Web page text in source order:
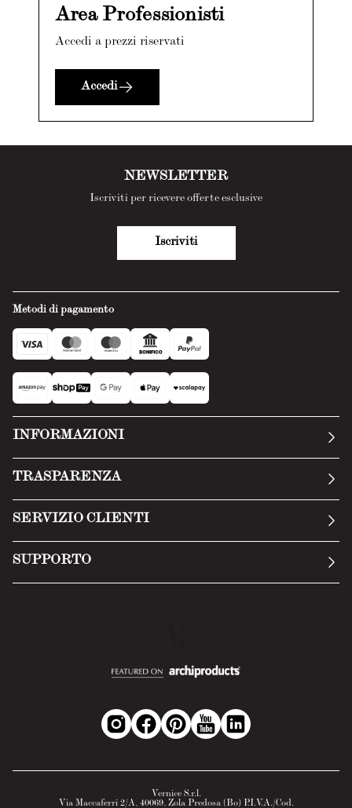
Area Professionisti
Accedi a prezzi riservati
Accedi
Metodi di pagamento
INFORMAZIONI
TRASPARENZA
Privacy Policy
SERVIZIO CLIENTI
SUPPORTO
NEWSLETTER
Iscriviti per ricevere offerte esclusive
Iscriviti
Vernice S.r.l.
Via Maccaferri 2/A, 40069, Zola Predosa (Bo) P.I.V.A./Cod.